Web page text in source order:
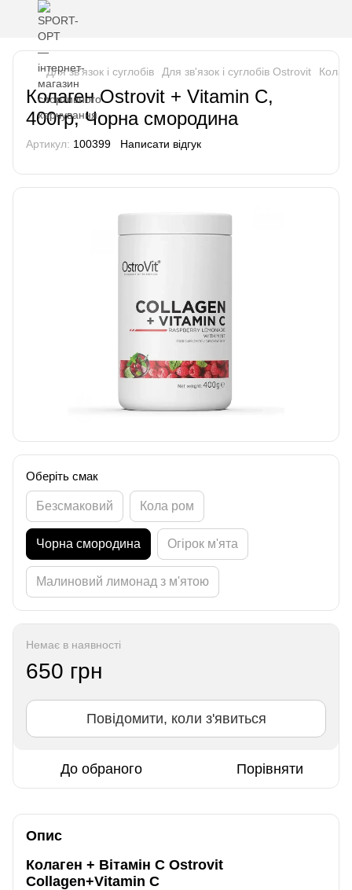
Для зв'язок і суглобів Для зв'язок і суглобів Ostrovit
Колаген Ostrovit + Vitamin C,
400гр, Чорна смородина
Артикул: 100399 Написати відгук
Оберіть смак
Безсмаковий Кола ром
Чорна смородина Огірок м'ята
Малиновий лимонад з м'ятою
Немає в наявності
650 грн
Повідомити, коли з'явиться
До обраного Порівняти
Опис
Колаген + Вітамін С Ostrovit
Collagen+Vitamin C